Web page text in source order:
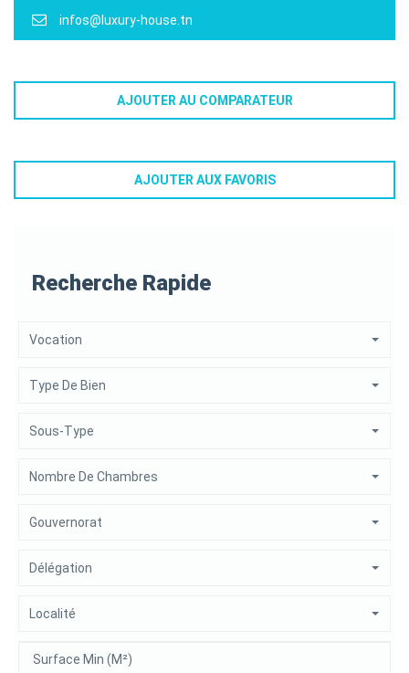
infos@luxury-house.tn
AJOUTER AU COMPARATEUR
AJOUTER AUX FAVORIS
Recherche Rapide
Vocation
Type De Bien
Sous-Type
Nombre De Chambres
Gouvernorat
Délégation
Localité